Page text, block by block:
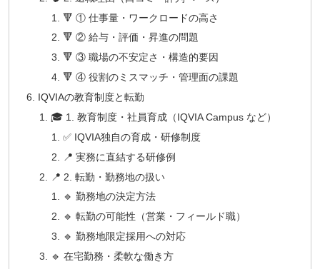
🔻 ① 仕事量・ワークロードの高さ
🔻 ② 給与・評価・昇進の問題
🔻 ③ 職場の不安定さ・構造的要因
🔻 ④ 役割のミスマッチ・管理面の課題
IQVIAの教育制度と転勤
🎓 1. 教育制度・社員育成（IQVIA Campus など）
✅ IQVIA独自の育成・研修制度
📍 実務に直結する研修例
📍 2. 転勤・勤務地の扱い
🔹 勤務地の決定方法
🔹 転勤の可能性（営業・フィールド職）
🔹 勤務地限定採用への対応
🔹 在宅勤務・柔軟な働き方